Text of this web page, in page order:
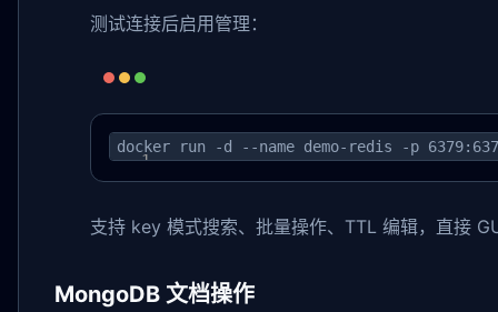
测试连接后启用管理：
docker run -d --name demo-redis -p
支持 key 模式搜索、批量操作、TTL 编辑，直接
MongoDB 文档操作